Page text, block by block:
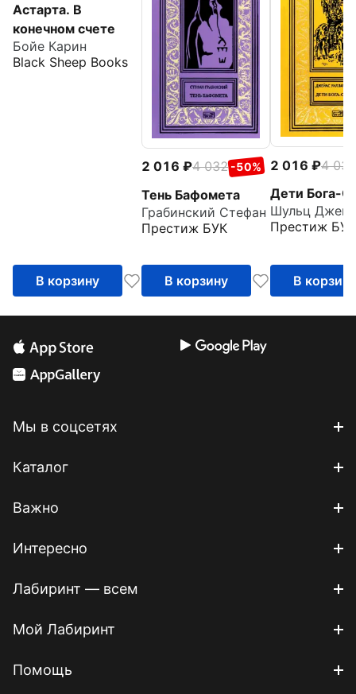
Астарта. В
конечном счете
Бойе Карин
Black Sheep Books
В корзину
2 016 4 032 -50%
Тень Бафомета
Грабинский Стефан
Престиж БУК
В корзину
2 016
4 032
Дети Бога-
Престиж БУК
В корзину
Мы в соцсетях
Каталог
Важно
Интересно
Лабиринт — всем
Мой Лабиринт
Помощь